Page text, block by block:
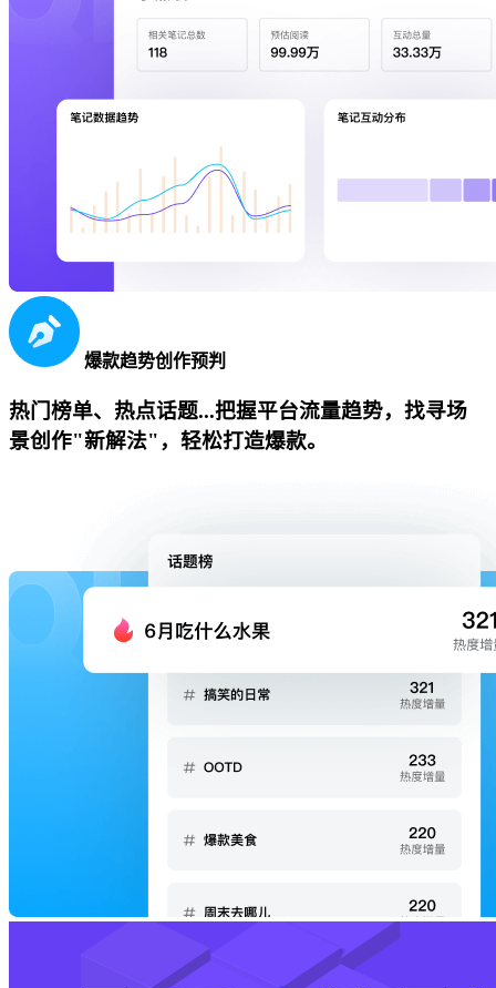
爆款趋势创作预判
热门榜单、热点话题...把握平台流量趋势，找寻场
景创作"新解法"，轻松打造爆款。